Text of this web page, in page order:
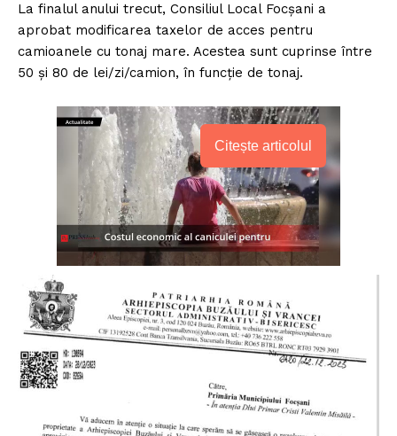
La finalul anului trecut, Consiliul Local Focșani a
aprobat modificarea taxelor de acces pentru
camioanele cu tonaj mare. Acestea sunt cuprinse între
50 și 80 de lei/zi/camion, în funcție de tonaj.
Citește articolul